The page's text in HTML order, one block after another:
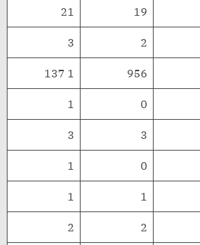
19
21
2
3
956
1 137
0
1
3
3
0
1
1
1
2
2